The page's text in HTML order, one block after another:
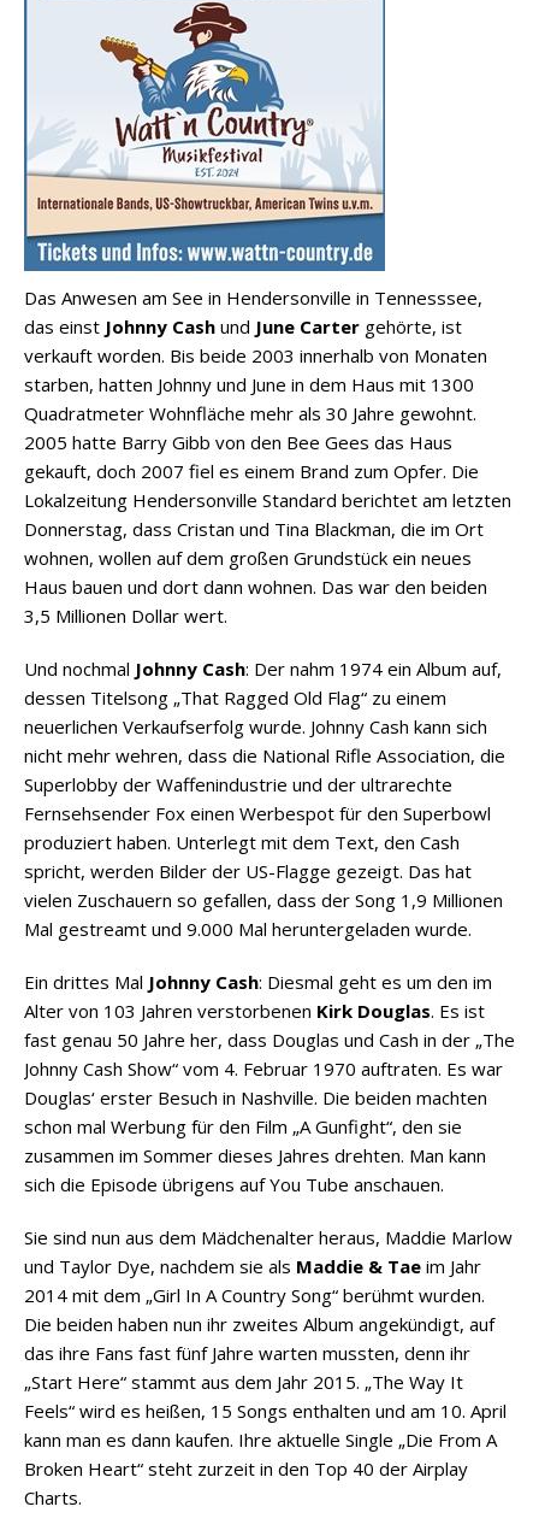
Das Anwesen am See in Hendersonville in Tennesssee,
das einst Johnny Cash und June Carter gehörte, ist
verkauft worden. Bis beide 2003 innerhalb von Monaten
starben, hatten Johnny und June in dem Haus mit 1300
Quadratmeter Wohnfläche mehr als 30 Jahre gewohnt.
2005 hatte Barry Gibb von den Bee Gees das Haus
gekauft, doch 2007 fiel es einem Brand zum Opfer. Die
Lokalzeitung Hendersonville Standard berichtet am letzten
Donnerstag, dass Cristan und Tina Blackman, die im Ort
wohnen, wollen auf dem großen Grundstück ein neues
Haus bauen und dort dann wohnen. Das war den beiden
3,5 Millionen Dollar wert.
Und nochmal Johnny Cash: Der nahm 1974 ein Album auf,
dessen Titelsong „That Ragged Old Flag“ zu einem
neuerlichen Verkaufserfolg wurde. Johnny Cash kann sich
nicht mehr wehren, dass die National Rifle Association, die
Superlobby der Waffenindustrie und der ultrarechte
Fernsehsender Fox einen Werbespot für den Superbowl
produziert haben. Unterlegt mit dem Text, den Cash
spricht, werden Bilder der US-Flagge gezeigt. Das hat
vielen Zuschauern so gefallen, dass der Song 1,9 Millionen
Mal gestreamt und 9.000 Mal heruntergeladen wurde.
Ein drittes Mal Johnny Cash: Diesmal geht es um den im
Alter von 103 Jahren verstorbenen Kirk Douglas. Es ist
fast genau 50 Jahre her, dass Douglas und Cash in der „The
Johnny Cash Show“ vom 4. Februar 1970 auftraten. Es war
Douglas‘ erster Besuch in Nashville. Die beiden machten
schon mal Werbung für den Film „A Gunfight“, den sie
zusammen im Sommer dieses Jahres drehten. Man kann
sich die Episode übrigens auf You Tube anschauen.
Sie sind nun aus dem Mädchenalter heraus, Maddie Marlow
und Taylor Dye, nachdem sie als Maddie & Tae im Jahr
2014 mit dem „Girl In A Country Song“ berühmt wurden.
Die beiden haben nun ihr zweites Album angekündigt, auf
das ihre Fans fast fünf Jahre warten mussten, denn ihr
„Start Here“ stammt aus dem Jahr 2015. „The Way It
Feels“ wird es heißen, 15 Songs enthalten und am 10. April
kann man es dann kaufen. Ihre aktuelle Single „Die From A
Broken Heart“ steht zurzeit in den Top 40 der Airplay
Charts.